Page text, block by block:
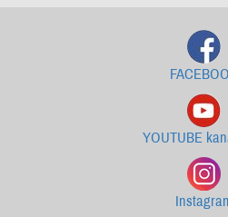
YOUTUBE